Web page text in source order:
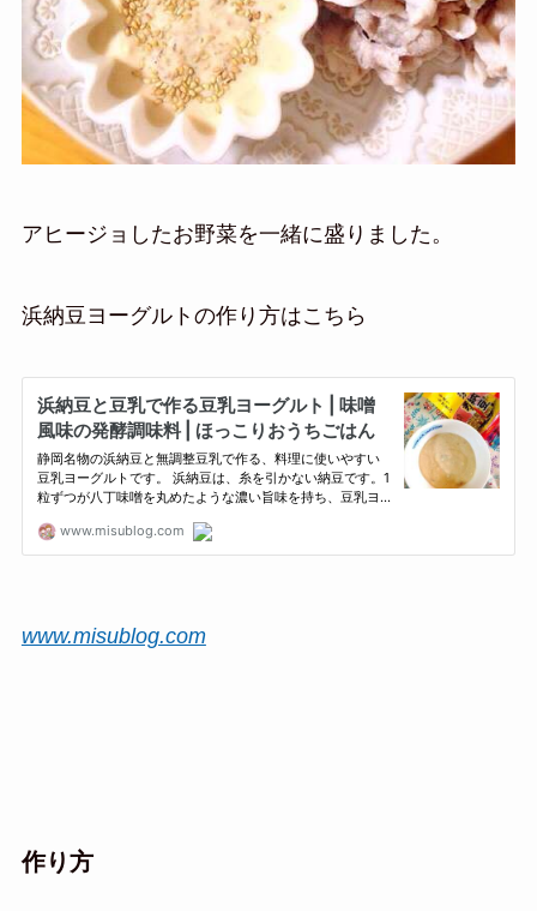
アヒージョしたお野菜を一緒に盛りました。
浜納豆ヨーグルトの作り方はこちら
www.misublog.com
作り方